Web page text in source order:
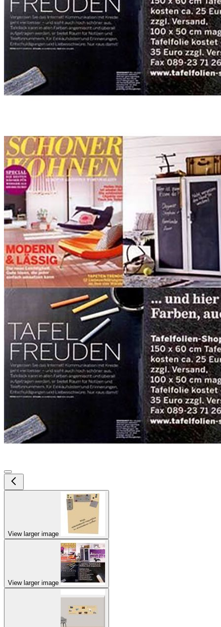
View larger image
View larger image